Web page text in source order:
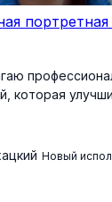
которая
Новый